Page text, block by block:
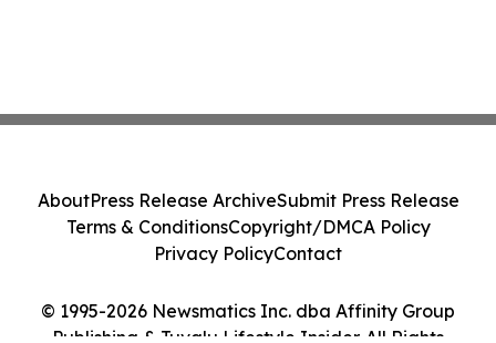
© 1995-2026 Newsmatics Inc. dba Affinity Group
Publishing & Tuvalu Lifestyle Insider. All Rights
AboutPress Release ArchiveSubmit Press Release
Terms & ConditionsCopyright/DMCA Policy
Privacy PolicyContact